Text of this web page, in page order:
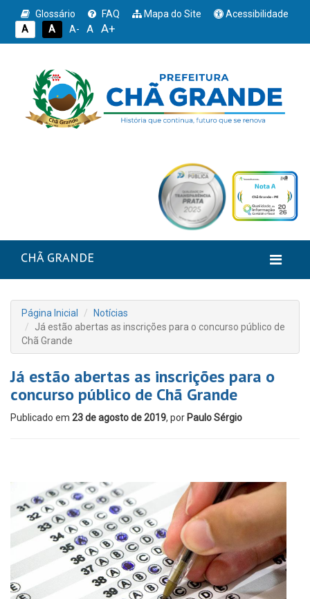
Glossário FAQ Mapa do Site
Acessibilidade
A
A A- A A+
CHÃ GRANDE
Página Inicial
Notícias
Já estão abertas as inscrições para o concurso público de
Chã Grande
Já estão abertas as inscrições para o
concurso público de Chã Grande
Publicado em 23 de agosto de 2019, por Paulo Sérgio